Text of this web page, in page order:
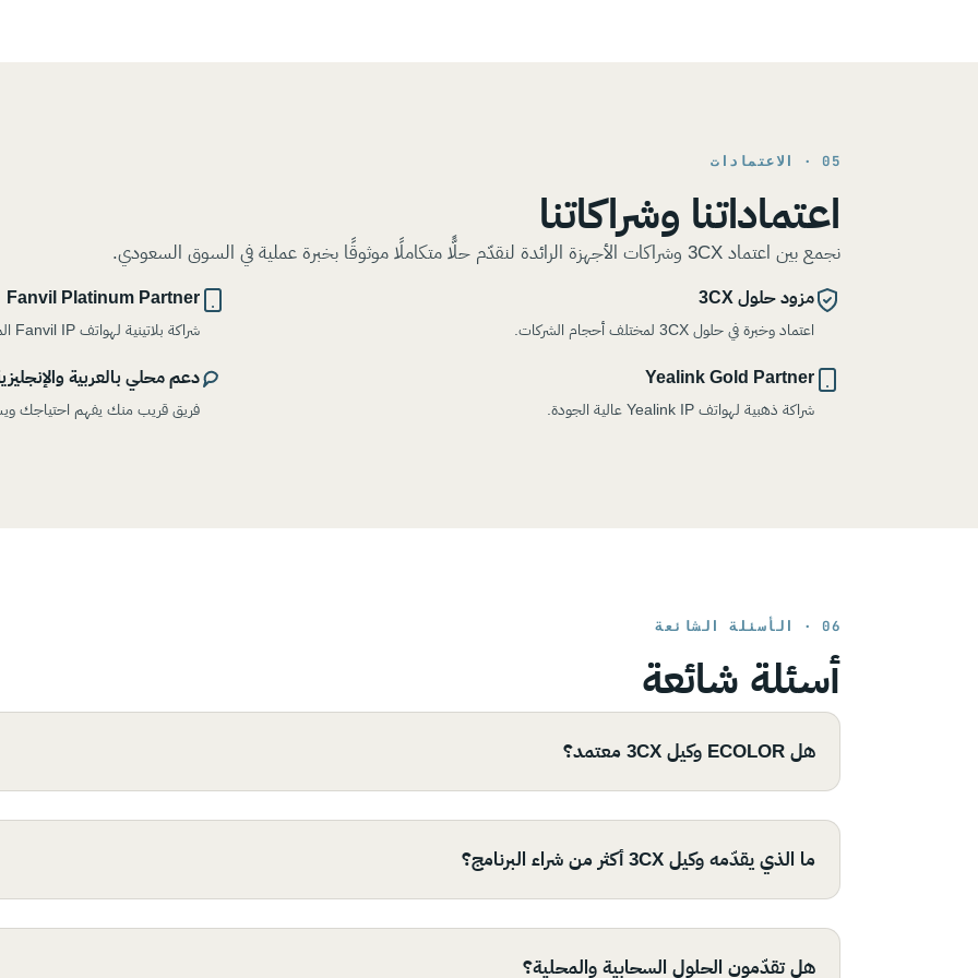
05 · الاعتمادات
اعتماداتنا وشراكاتنا
نجمع بين اعتماد 3CX وشراكات الأجهزة الرائدة لنقدّم حلًّا متكاملًا موثوقًا بخبرة عملية في السوق السعودي.
مزود حلول 3CX
اعتماد وخبرة في حلول 3CX لمختلف أحجام الشركات.
Fanvil Platinum Partner
شراكة بلاتينية لهواتف Fanvil IP الموثوقة.
Yealink Gold Partner
شراكة ذهبية لهواتف Yealink IP عالية الجودة.
دعم محلي بالعربية
فريق قريب منك يفهم احتياجك
06 · الأسئلة الشائعة
أسئلة شائعة
هل ECOLOR وكيل 3CX معتمد؟
ما الذي يقدّمه وكيل 3CX أكثر من شراء البرنامج؟
هل تقدّمون الحلول السحابية والمحلية؟